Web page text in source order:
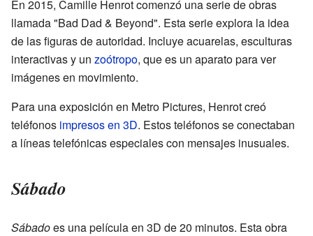
En 2015, Camille Henrot comenzó una serie de obras
llamada "Bad Dad & Beyond". Esta serie explora la idea
de las figuras de autoridad. Incluye acuarelas, esculturas
interactivas y un zoótropo, que es un aparato para ver
imágenes en movimiento.
Para una exposición en Metro Pictures, Henrot creó
teléfonos impresos en 3D. Estos teléfonos se conectaban
a líneas telefónicas especiales con mensajes inusuales.
Sábado
Sábadoes una película en 3D de 20 minutos. Esta obra